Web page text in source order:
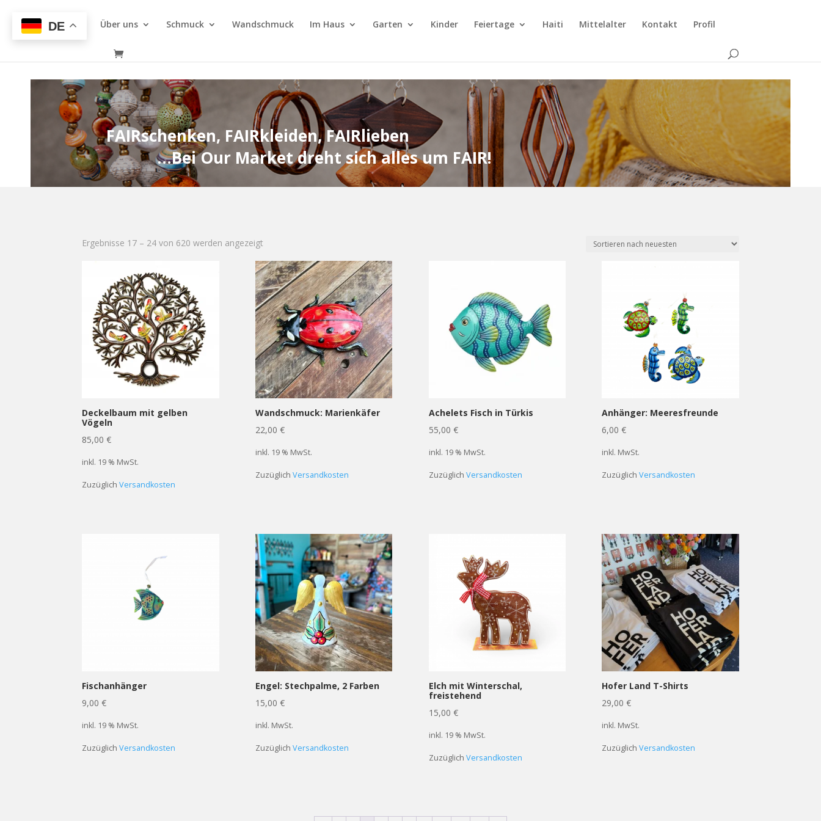
Über uns Schmuck Wandschmuck Im Haus Garten Kinder Feiertage Haiti Mittelalter Kontakt Profil
FAIRschenken, FAIRkleiden, FAIRlieben
…Bei Our Market dreht sich alles um FAIR!
Ergebnisse 17 – 24 von 620 werden angezeigt
Deckelbaum mit gelben
Vögeln
85,00€
inkl. 19 % MwSt.
ZuzüglichVersandkosten
Wandschmuck: Marienkäfer
22,00 €
inkl. 19 % MwSt.
Zuzüglich Versandkosten
Achelets Fisch in Türkis
55,00 €
inkl. 19 % MwSt.
Zuzüglich Versandkosten
Anhänger: Meeresfreunde
6,00€
inkl. MwSt.
ZuzüglichVersandkosten
Fischanhänger
9,00€
inkl. 19 % MwSt.
ZuzüglichVersandkosten
Engel: Stechpalme, 2 Farben
15,00 €
inkl. MwSt.
Zuzüglich Versandkosten
Elch mit Winterschal,
freistehend
15,00 €
inkl. 19 % MwSt.
Zuzüglich Versandkosten
Hofer Land T-Shirts
29,00€
inkl. MwSt.
ZuzüglichVersandkosten
DE